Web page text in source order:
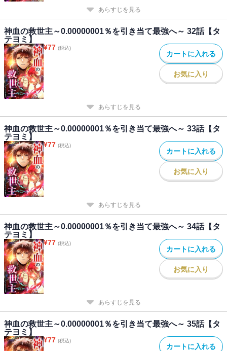
あらすじを見る
神血の救世主～0.00000001％を引き当て最強へ～ 32話【タ
テヨミ】
¥77 (税込)
カートに入れる
お気に入り
あらすじを見る
神血の救世主～0.00000001％を引き当て最強へ～ 33話【タ
テヨミ】
¥77 (税込)
カートに入れる
お気に入り
あらすじを見る
神血の救世主～0.00000001％を引き当て最強へ～ 34話【タ
テヨミ】
¥77 (税込)
カートに入れる
お気に入り
あらすじを見る
神血の救世主～0.00000001％を引き当て最強へ～ 35話【タ
テヨミ】
¥77 (税込)
カートに入れる